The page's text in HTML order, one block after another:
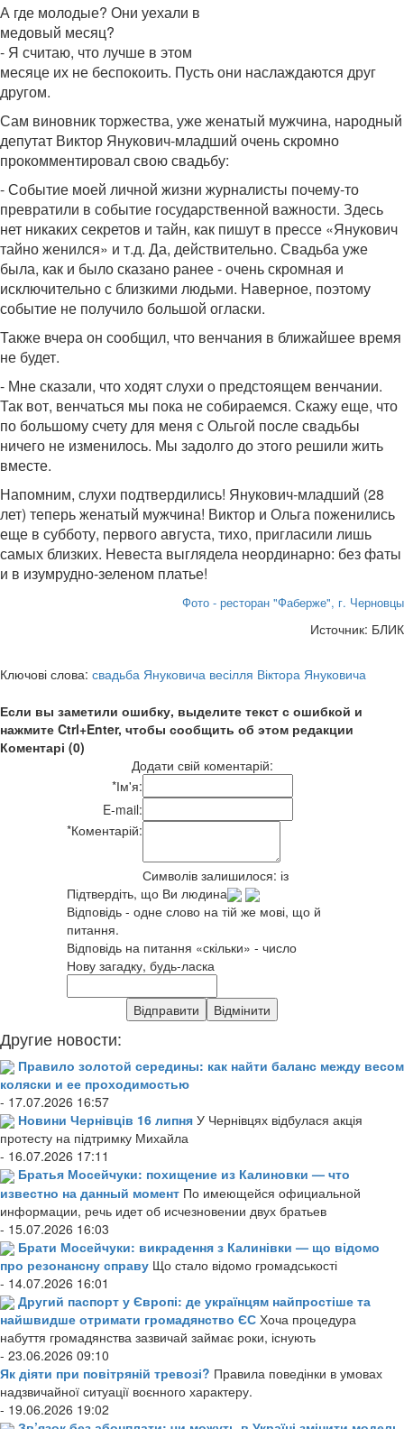
А где молодые? Они уехали в
медовый месяц?
- Я считаю, что лучше в этом
месяце их не беспокоить. Пусть они наслаждаются друг
другом.
Сам виновник торжества, уже женатый мужчина, народный
депутат Виктор Янукович-младший очень скромно
прокомментировал свою свадьбу:
- Событие моей личной жизни журналисты почему-то
превратили в событие государственной важности. Здесь
нет никаких секретов и тайн, как пишут в прессе «Янукович
тайно женился» и т.д. Да, действительно. Свадьба уже
была, как и было сказано ранее - очень скромная и
исключительно с близкими людьми. Наверное, поэтому
событие не получило большой огласки.
Также вчера он сообщил, что венчания в ближайшее время
не будет.
- Мне сказали, что ходят слухи о предстоящем венчании.
Так вот, венчаться мы пока не собираемся. Скажу еще, что
по большому счету для меня с Ольгой после свадьбы
ничего не изменилось. Мы задолго до этого решили жить
вместе.
Напомним, слухи подтвердились! Янукович-младший (28
лет) теперь женатый мужчина! Виктор и Ольга поженились
еще в субботу, первого августа, тихо, пригласили лишь
самых близких. Невеста выглядела неординарно: без фаты
и в изумрудно-зеленом платье!
Фото - ресторан "Фаберже", г. Черновцы
Источник: БЛИК
Ключові слова: свадьба Януковича весілля Віктора Януковича
Если вы заметили ошибку, выделите текст с ошибкой и
нажмите Ctrl+Enter, чтобы сообщить об этом редакции
Коментарі (0)
Додати свій коментарій:
*Ім'я:
E-mail:
*Коментарій:
Символів залишилося: із
Підтвердіть, що Ви людина
Відповідь - одне слово на тій же мові, що й
питання.
Відповідь на питання «скільки» - число
Нову загадку, будь-ласка
Другие новости:
Правило золотой середины: как найти баланс между весом
коляски и ее проходимостью
- 17.07.2026 16:57
Новини Чернівців 16 липня У Чернівцях відбулася акція
протесту на підтримку Михайла
- 16.07.2026 17:11
Братья Мосейчуки: похищение из Калиновки — что
известно на данный момент По имеющейся официальной
информации, речь идет об исчезновении двух братьев
- 15.07.2026 16:03
Брати Мосейчуки: викрадення з Калинівки — що відомо
про резонансну справу Що стало відомо громадськості
- 14.07.2026 16:01
Другий паспорт у Європі: де українцям найпростіше та
найшвидше отримати громадянство ЄС Хоча процедура
набуття громадянства зазвичай займає роки, існують
- 23.06.2026 09:10
Як діяти при повітряній тревозі? Правила поведінки в умовах
надзвичайної ситуації воєнного характеру.
- 19.06.2026 19:02